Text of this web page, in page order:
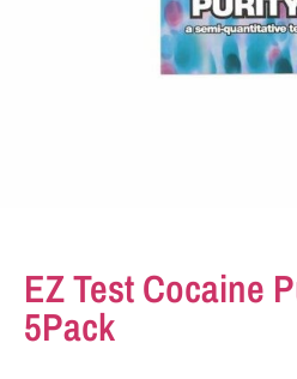
EZ Test Cocaine
5Pack